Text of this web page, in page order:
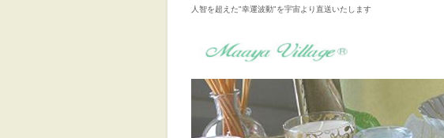
人智を超えた"幸運波動"を宇宙より直送いたします